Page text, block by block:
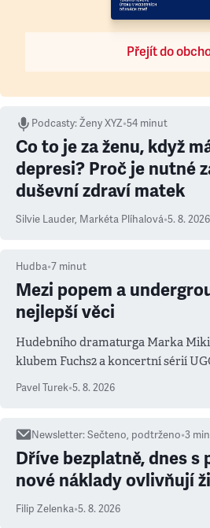
Přejít do
Podcasty:Ženy XYZ•54 minut
Co to je za ženu, když
depresi? Proč je nutné
duševní zdraví matek
Silvie Lauder, Markéta Plíhalová•5. 8. 2026
Hudba•7 minut
Mezi popem a
nejlepší věci
Hudebního dramaturga Marka
klubem Fuchs2 a koncertní sérií
ale atmosféra
Pavel Turek•5. 8. 2026
Newsletter:Sečteno, podtrženo•3
Dříve bezplatně, dnes s
nové náklady ovlivňují
Filip Zelenka•5. 8. 2026